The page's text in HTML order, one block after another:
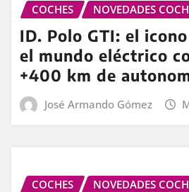
COCHES NOVEDADES
ID. Polo GTI: el
el mundo eléctrico
+400 km de
José Armando Gómez
COCHES NOVEDADES